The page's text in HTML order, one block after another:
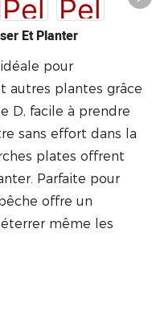
Et Planter
pour
autres plantes grâce
D, facile à prendre
sans effort dans la
plates offrent
Parfaite pour
offre un
même les